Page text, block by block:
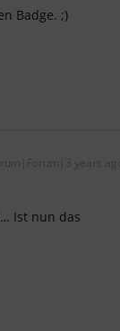
Badge. ;)
years ago
Ist nun das